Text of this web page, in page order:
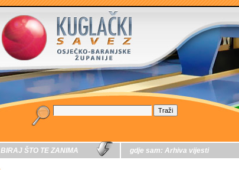
BIRAJ ŠTO TE ZANIMA gdje sam: Arhiva vijesti